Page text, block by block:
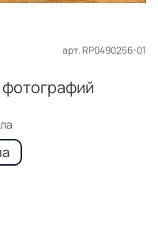
арт.RP0490256-01